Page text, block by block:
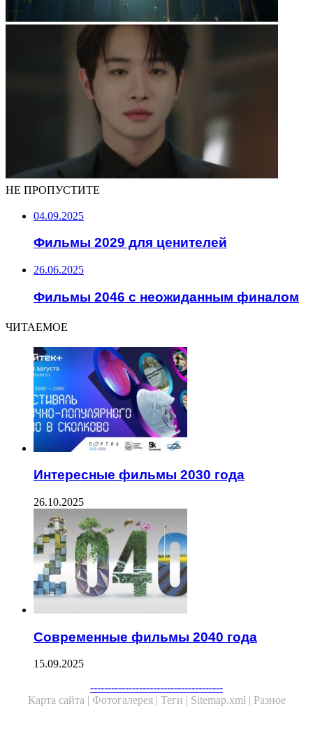
НЕ ПРОПУСТИТЕ
04.09.2025
Фильмы 2029 для ценителей
26.06.2025
Фильмы 2046 с неожиданным финалом
ЧИТАЕМОЕ
Интересные фильмы 2030 года
26.10.2025
Современные фильмы 2040 года
15.09.2025
--------------------------------------
Карта сайта | Фотогалерея | Теги | Sitemap.xml | Разное